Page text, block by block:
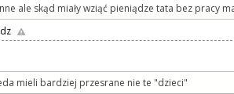
ale skąd miały wziąć pieniądze tata bez pracy
mieli bardziej przesrane nie te "dzieci"